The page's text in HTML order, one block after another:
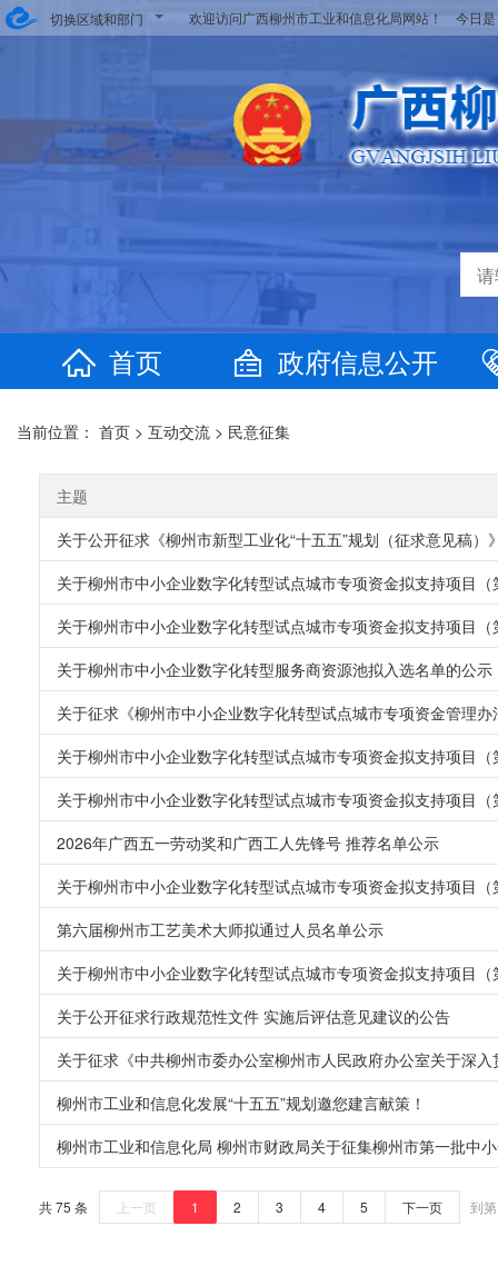
切换区域和部门 欢迎访问广西柳州市工业和信息化局网站！ 今日
首页 政府信息公开
当前位置： 首页 > 互动交流 > 民意征集
主题
关于公开征求《柳州市新型工业化“十五五”规划（征求意见稿）
关于柳州市中小企业数字化转型试点城市专项资金拟支持项目
关于柳州市中小企业数字化转型试点城市专项资金拟支持项目
关于柳州市中小企业数字化转型服务商资源池拟入选名单的公示
关于征求《柳州市中小企业数字化转型试点城市专项资金管理
关于柳州市中小企业数字化转型试点城市专项资金拟支持项目
关于柳州市中小企业数字化转型试点城市专项资金拟支持项目
2026年广西五一劳动奖和广西工人先锋号 推荐名单公示
关于柳州市中小企业数字化转型试点城市专项资金拟支持项目
第六届柳州市工艺美术大师拟通过人员名单公示
关于柳州市中小企业数字化转型试点城市专项资金拟支持项目
关于公开征求行政规范性文件 实施后评估意见建议的公告
关于征求《中共柳州市委办公室柳州市人民政府办公室关于深
柳州市工业和信息化发展“十五五”规划邀您建言献策！
柳州市工业和信息化局 柳州市财政局关于征集柳州市第一批中
共 75 条 上一页 1 2 3 4 5 下一页 到第